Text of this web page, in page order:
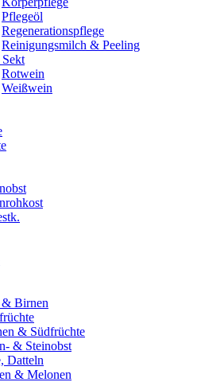
Pflegeöl
Regenerationspflege
Reinigungsmilch & Peeling
Rotwein
Weißwein
Birnen
& Südfrüchte
& Steinobst
Datteln
& Melonen